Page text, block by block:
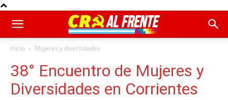
Inicio Mujeres y diversidades
38° Encuentro de Mujeres y
Diversidades en Corrientes